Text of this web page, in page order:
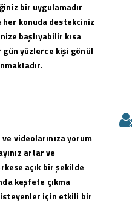
bir uygulamadır
her konuda destekciniz
başlıyabilir kısa
yüzlerce kişi gönül
videolarınıza yorum
artar ve
açık bir şekilde
keşfete çıkma
isteyenler için etkili bir